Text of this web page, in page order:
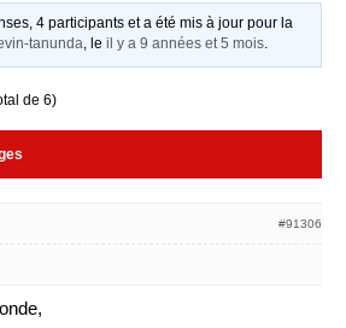
4 participants et a été mis à jour pour la
tanunda, leil y a 9 années et 5 mois.
de 6)
#91306